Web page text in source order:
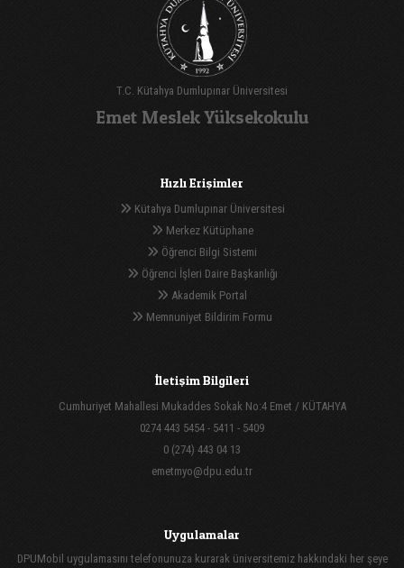
T.C. Kütahya Dumlupınar Üniversitesi
Emet Meslek Yüksekokulu
Hızlı Erişimler
Kütahya Dumlupınar Üniversitesi
Merkez Kütüphane
Öğrenci Bilgi Sistemi
Öğrenci İşleri Daire Başkanlığı
Akademik Portal
Memnuniyet Bildirim Formu
İletişim Bilgileri
Cumhuriyet Mahallesi Mukaddes Sokak No:4 Emet / KÜTAHYA
0274 443 5454 - 5411 - 5409
0 (274) 443 04 13
emetmyo@dpu.edu.tr
Uygulamalar
DPUMobil uygulamasını telefonunuza kurarak üniversitemiz hakkındaki her şeye